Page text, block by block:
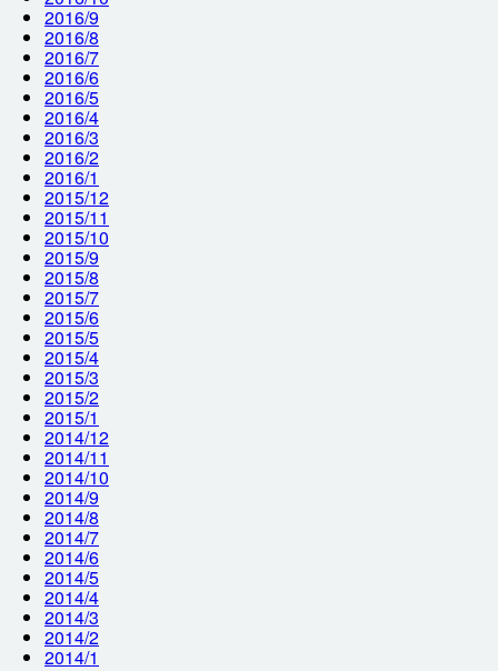
2016/9
2016/8
2016/7
2016/6
2016/5
2016/4
2016/3
2016/2
2016/1
2015/12
2015/11
2015/10
2015/9
2015/8
2015/7
2015/6
2015/5
2015/4
2015/3
2015/2
2015/1
2014/12
2014/11
2014/10
2014/9
2014/8
2014/7
2014/6
2014/5
2014/4
2014/3
2014/2
2014/1